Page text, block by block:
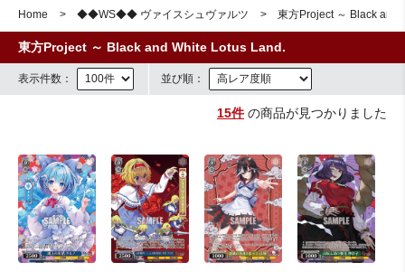
Home ◆◆WS◆◆ ヴァイスシュヴァルツ 東方Project ～ Black and
東方Project ～ Black and White Lotus Land.
表示件数： 並び順：
15件の商品が見つかりました